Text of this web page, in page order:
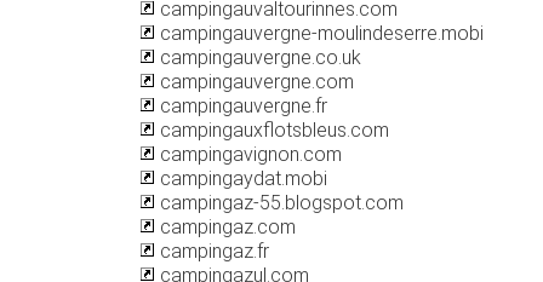
campingauvaltourinnes.com
campingauvergne-moulindeserre.mobi
campingauvergne.co.uk
campingauvergne.com
campingauvergne.fr
campingauxflotsbleus.com
campingavignon.com
campingaydat.mobi
campingaz-55.blogspot.com
campingaz.com
campingaz.fr
campingazul.com